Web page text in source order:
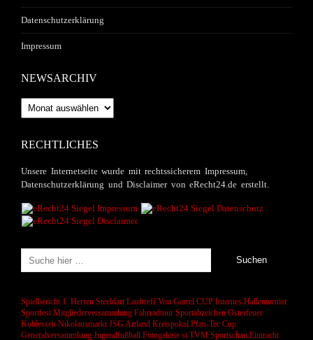
Datenschutzerklärung
Impressum
NEWSARCHIV
Newsarchiv
RECHTLICHES
Unsere Internetseite wurde mit rechtssicherem Impressum,
Datenschutzerklärung und Disclaimer von eRecht24.de erstellt.
Spielbericht 1. Herren Steeldart Lauftreff Von Garrel CUP Internes Hallenturnier
Sportfest Mitgliederversammlung Fahrradtour Sportabzeichen Osterfeuer
Kohlessen Nikolausmarkt JSG Artland Kreispokal Pfau-Tec Cup
Generalversammlung Jugendfußball Fotogalerie st TVM Sportschau Eintracht